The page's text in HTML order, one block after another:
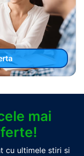
mai
cu ultimele stiri si